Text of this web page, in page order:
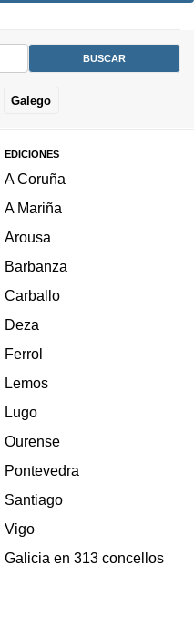
Galego
EDICIONES
A Coruña
A Mariña
Arousa
Barbanza
Carballo
Deza
Ferrol
Lemos
Lugo
Ourense
Pontevedra
Santiago
Vigo
Galicia en 313 concellos